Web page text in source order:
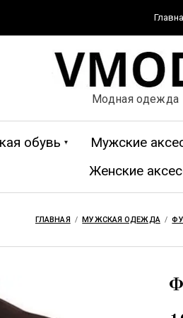
Модная одежда
Анораки,
майки Футболки
обувь
Ботинки
Мужские
Кошельки,
Свитера, кофты
Юбки, шорты
Женские
ГЛАВНАЯ
  /
МУЖСКАЯ ОДЕЖДА
  /